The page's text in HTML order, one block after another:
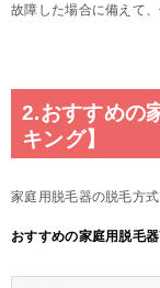
故障した場合に備えて
2.おすすめの
キング】
家庭用脱毛器の脱毛方
おすすめの家庭用脱毛